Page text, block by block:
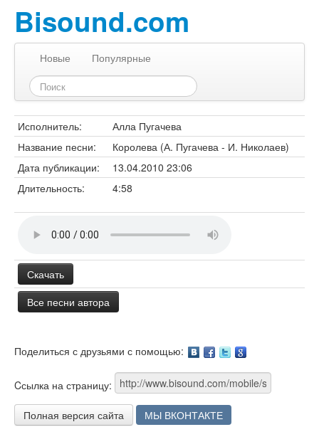
Bisound.com
Новые Популярные
Исполнитель:
Алла Пугачева
Название песни:
Королева (А. Пугачева - И. Николаев)
Дата публикации:
13.04.2010 23:06
Длительность:
4:58
Скачать
Все песни автора
Поделиться с друзьями с помощью:
Cсылка на страницу:
Полная версия сайта МЫ ВКОНТАКТЕ